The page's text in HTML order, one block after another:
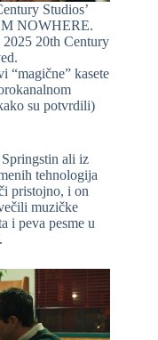
Studios’
NOWHERE.
20th Century
“magične” kasete
su potvrdili)
ali iz
tehnologija
pristojno, i on
muzičke
i peva pesme u